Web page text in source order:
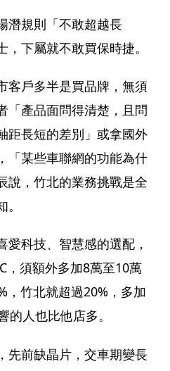
潛規則「不敢超越長
下屬就不敢買保時捷。
客戶多半是買品牌，無須
「產品面問得清楚，且問
距長短的差別」或拿國外
「某些車聯網的功能為什
說，竹北的業務挑戰是全
科技、智慧感的選配，
，須額外多加8萬至10萬
，竹北就超過20%，多加
人也比他店多。
先前缺晶片，交車期變長